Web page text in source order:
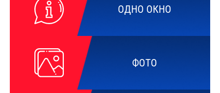
ОДНО ОКНО
ФОТО